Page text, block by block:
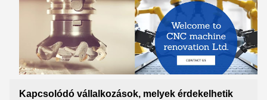
Kapcsolódó vállalkozások, melyek érdekelhetik